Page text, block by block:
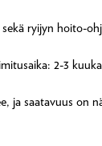
ryijyn hoito-
2-3
ja saatavuus on